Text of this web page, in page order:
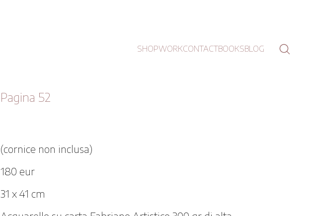
SHOPWORKCONTACTBOOKSBLOG
Pagina 52
(cornice non inclusa)
180 eur
31 x 41 cm